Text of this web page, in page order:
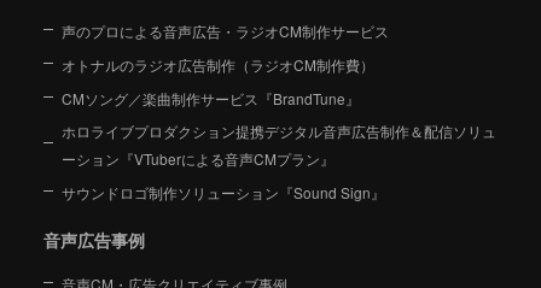
声のプロによる音声広告・ラジオCM制作サービス
オトナルのラジオ広告制作（ラジオCM制作費）
CMソング／楽曲制作サービス『BrandTune』
ホロライブプロダクション提携デジタル音声広告制作＆配信ソリュ
ーション 『VTuberによる音声CMプラン』
サウンドロゴ制作ソリューション『Sound Sign』
音声広告事例
音声CM・広告クリエイティブ事例